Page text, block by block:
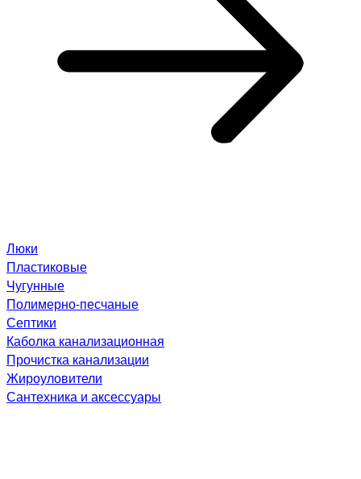
Люки
Пластиковые
Чугунные
Полимерно-песчаные
Септики
Каболка канализационная
Прочистка канализации
Жироуловители
Сантехника и аксессуары